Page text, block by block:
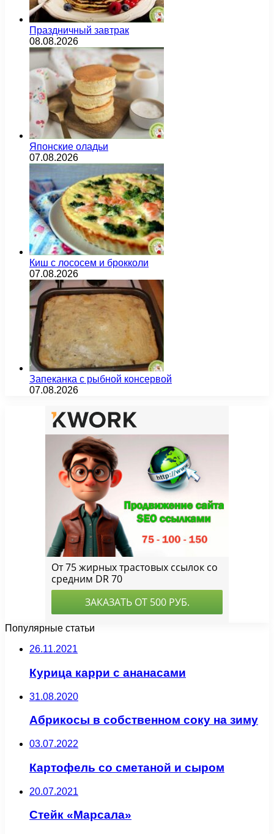
Праздничный завтрак
08.08.2026
Японские оладьи
07.08.2026
Киш с лососем и брокколи
07.08.2026
Запеканка с рыбной консервой
07.08.2026
Популярные статьи
26.11.2021
Курица карри с ананасами
31.08.2020
Абрикосы в собственном соку на зиму
03.07.2022
Картофель со сметаной и сыром
20.07.2021
Стейк «Марсала»